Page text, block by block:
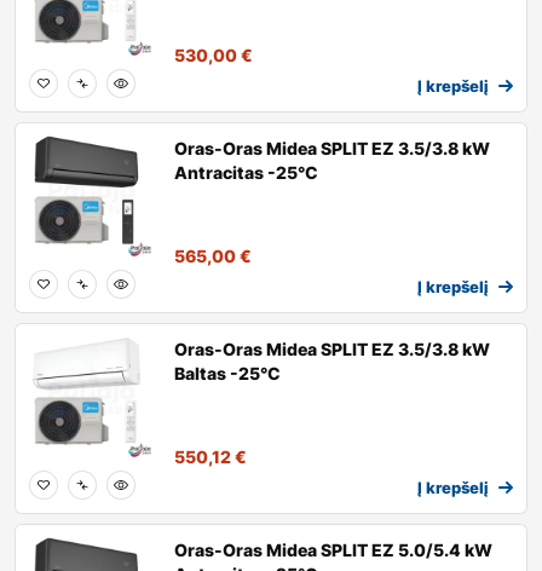
530,00€
Į krepšelį
Oras-Oras Midea SPLIT EZ 3.5/3.8 kW
Antracitas -25°C
565,00€
Į krepšelį
Oras-Oras Midea SPLIT EZ 3.5/3.8 kW
Baltas -25°C
550,12€
Į krepšelį
Oras-Oras Midea SPLIT EZ 5.0/5.4 kW